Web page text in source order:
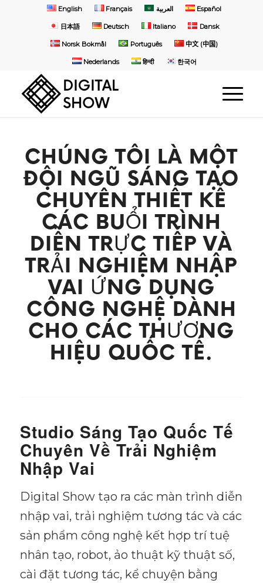
English Français العربية Español
日本語 Deutsch Italiano Dansk
Norsk Bokmål Português 中文 (中国)
Nederlands हिन्दी 한국어
CHÚNG TÔI LÀ MỘT
ĐỘI NGŨ SÁNG TẠO
CHUYÊN THIẾT KẾ
CÁC BUỔI TRÌNH
DIỄN TRỰC TIẾP VÀ
TRẢI NGHIỆM NHẬP
VAI ỨNG DỤNG
CÔNG NGHỆ DÀNH
CHO CÁC THƯƠNG
HIỆU QUỐC TẾ.
Studio Sáng Tạo Quốc Tế
Chuyên Về Trải Nghiệm
Nhập Vai
Digital Show tạo ra các màn trình diễn
nhập vai, trải nghiệm tương tác và các
sản phẩm công nghệ kết hợp trí tuệ
nhân tạo, robot, ảo thuật kỹ thuật số,
cài đặt tương tác, kể chuyện bằng